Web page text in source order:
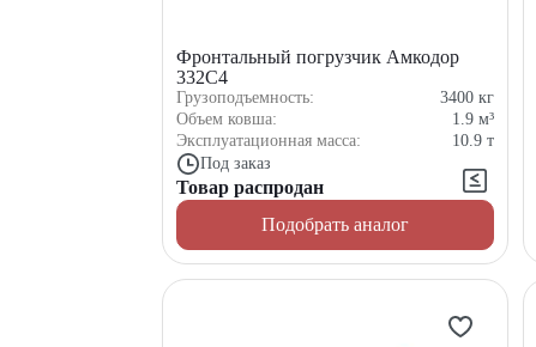
Фронтальный погрузчик Амкодор
332С4
Грузоподъемность: 3400 кг
Объем ковша:
1.9 м³
Эксплуатационная масса:
10.9 т
Под заказ
Товар распродан
Подобрать аналог